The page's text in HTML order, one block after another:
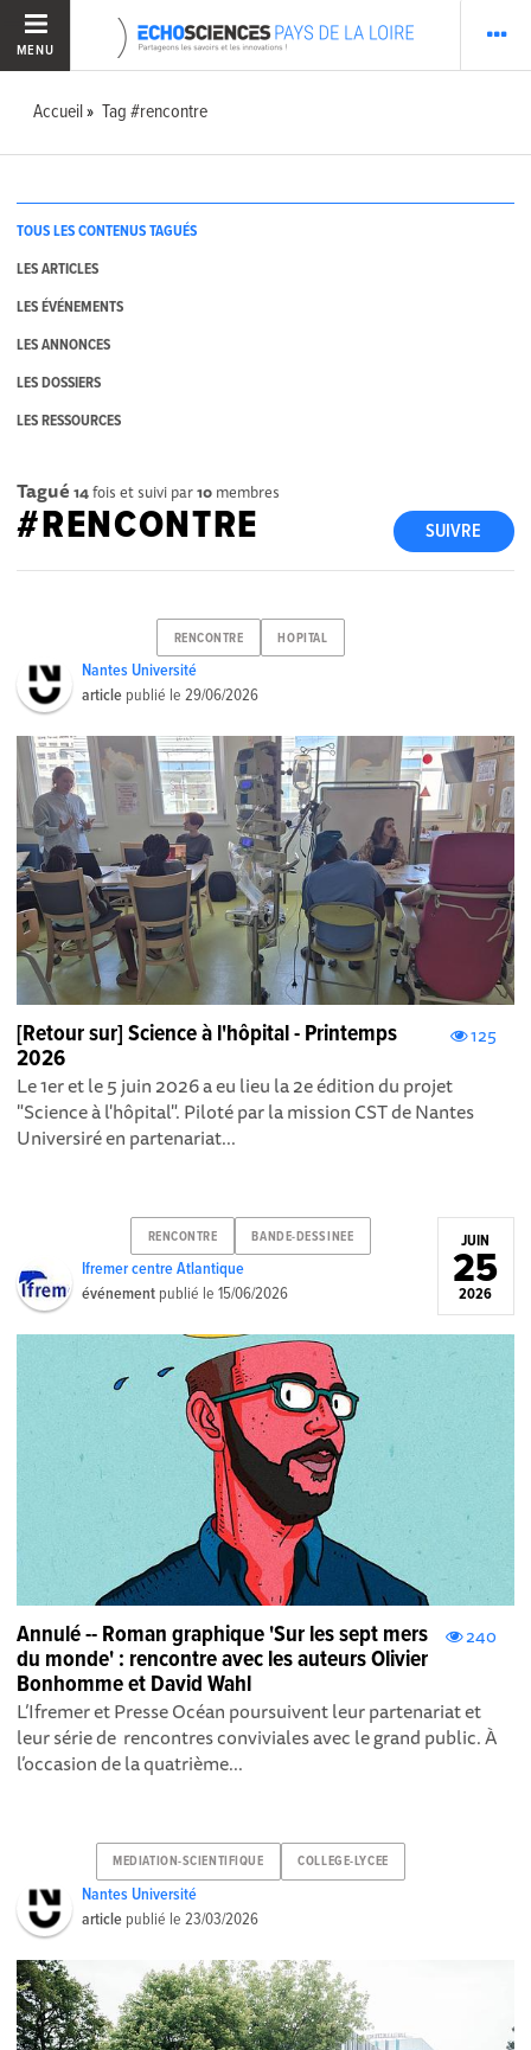
MENU
Accueil Tag #rencontre
TOUS LES CONTENUS TAGUÉS
LES ARTICLES
LES ÉVÉNEMENTS
LES ANNONCES
LES DOSSIERS
LES RESSOURCES
Tagué 14fois et suivi par10 membres
SUIVRE
#RENCONTRE
RENCONTRE HOPITAL
Nantes Université
article publié le29/06/2026
125
[Retour sur] Science à l'hôpital - Printemps
2026
Le 1er et le 5 juin 2026 a eu lieu la 2e édition du projet
"Science à l'hôpital". Piloté par la mission CST de Nantes
Universiré en partenariat...
RENCONTRE BANDE-DESSINEE
Ifremer centre Atlantique
événement publié le15/06/2026
JUIN
25
2026
240
Annulé -- Roman graphique 'Sur les sept mers
du monde' : rencontre avec les auteurs Olivier
Bonhomme et David Wahl
L’Ifremer et Presse Océan poursuivent leur partenariat et
leur série de rencontres conviviales avec le grand public. À
l’occasion de la quatrième...
MEDIATION-SCIENTIFIQUE COLLEGE-LYCEE
Nantes Université
article publié le23/03/2026